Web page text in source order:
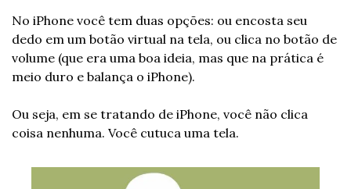
No iPhone você tem duas opções: ou encosta seu
dedo em um botão virtual na tela, ou clica no botão de
volume (que era uma boa ideia, mas que na prática é
meio duro e balança o iPhone).
Ou seja, em se tratando de iPhone, você não clica
coisa nenhuma. Você cutuca uma tela.